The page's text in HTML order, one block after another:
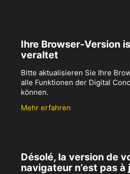
Ihre Browser-Version
veraltet
Bitte aktualisieren Sie Ihre
alle Funktionen der Digital
können.
Mehr erfahren
Désolé, la version de
navigateur n’est pas à